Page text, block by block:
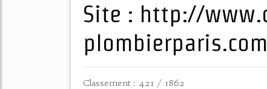
Site : http://www.cybat-
plombierparis.com
Classement : 421 / 1862